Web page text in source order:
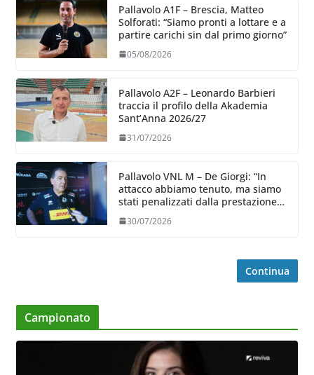
Pallavolo A1F – Brescia, Matteo
Solforati: “Siamo pronti a lottare e a
partire carichi sin dal primo giorno”
05/08/2026
Pallavolo A2F – Leonardo Barbieri
traccia il profilo della Akademia
Sant’Anna 2026/27
31/07/2026
Pallavolo VNL M – De Giorgi: “In
attacco abbiamo tenuto, ma siamo
stati penalizzati dalla prestazione
30/07/2026
Continua
Campionato